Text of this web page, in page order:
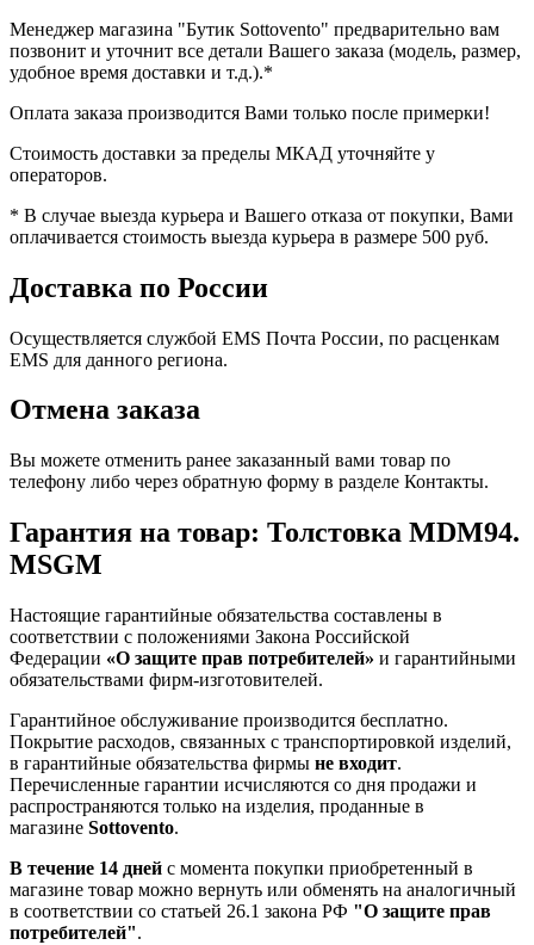
Менеджер магазина "Бутик Sottovento" предварительно вам
позвонит и уточнит все детали Вашего заказа (модель, размер,
удобное время доставки и т.д.).*
Оплата заказа производится Вами только после примерки!
Стоимость доставки за пределы МКАД уточняйте у
операторов.
* В случае выезда курьера и Вашего отказа от покупки, Вами
оплачивается стоимость выезда курьера в размере 500 руб.
Доставка по России
Осуществляется службой EMS Почта России, по расценкам
EMS для данного региона.
Отмена заказа
Вы можете отменить ранее заказанный вами товар по
телефону либо через обратную форму в разделе Контакты.
Гарантия на товар: Толстовка MDM94.
MSGM
Настоящие гарантийные обязательства составлены в
соответствии с положениями Закона Российской
Федерации «О защите прав потребителей» и гарантийными
обязательствами фирм-изготовителей.
Гарантийное обслуживание производится бесплатно.
Покрытие расходов, связанных с транспортировкой изделий,
в гарантийные обязательства фирмы не входит.
Перечисленные гарантии исчисляются со дня продажи и
распространяются только на изделия, проданные в
магазине Sottovento.
В течение 14 дней с момента покупки приобретенный в
магазине товар можно вернуть или обменять на аналогичный
в соответствии со статьей 26.1 закона РФ "О защите прав
потребителей".